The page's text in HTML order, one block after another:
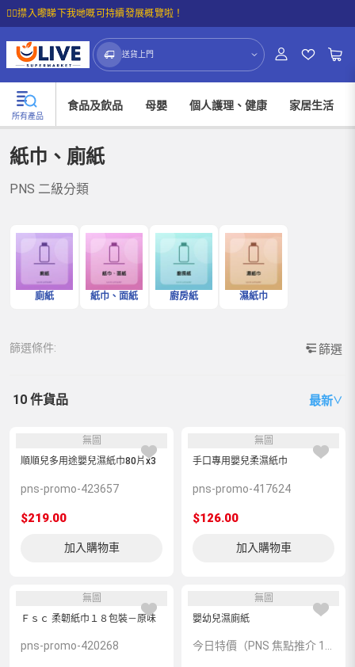
☝🏼㩒入嚟睇下我哋嘅可持續發展概覽啦！
送貨上門
所有產品
食品及飲品 母嬰 個人護理、健康 家居生活
紙巾、廁紙
PNS 二級分類
廁紙 紙巾、面紙 廚房紙 濕紙巾
篩選條件: 篩選
10 件貨品 最新∨
無圖
順順兒多用途嬰兒濕紙巾80片x3
pns-promo-423657
$219.00
加入購物車
無圖
手口專用嬰兒柔濕紙巾
pns-promo-417624
$126.00
加入購物車
無圖
Ｆｓｃ 柔韌紙巾１８包裝－原味
pns-promo-420268
無圖
嬰幼兒濕廁紙
今日特價（PNS 焦點推介 105993）